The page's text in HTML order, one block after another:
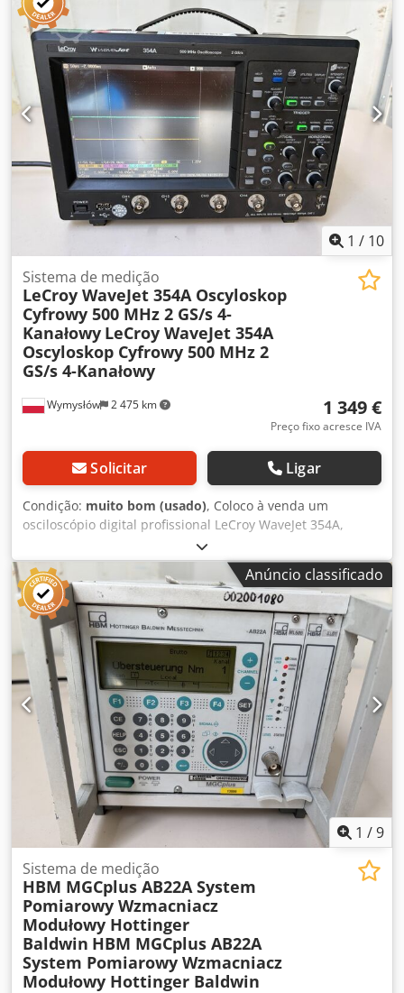
1 / 10
Wymysłów 2 475 km
Sistema de medição
LeCroy WaveJet 354A Oscyloskop
Cyfrowy 500 MHz 2 GS/s 4-
Kanałowy LeCroy WaveJet 354A
Oscyloskop Cyfrowy 500 MHz 2
GS/s 4-Kanałowy
1 349 €
Preço fixo acresce IVA
Solicitar Ligar
Condição: muito bom (usado), Coloco à venda um
osciloscópio digital profissional LeCroy WaveJet 354A,
concebido para aplicações laboratoriais, de manutenção e
industriais. Trata-se de um instrumento de medição de
alta qualidade, com uma largura de banda de 500 MHz e
uma taxa de amostragem de 2 GS/s. Especificações
técnicas: • Fabricante: LeCroy • Modelo: WaveJet 354A
Dkjdpezru Siefx Aa Rer • Largura de banda: 500 MHz • Taxa
de amostragem: 2 GS/s • 4 canais analógicos • Porta USB •
Alça de transporte integrada • Alimentação: 90–264 V CA,
47–63 Hz Estado: • Usado, em bom estado visual, com
sinais normais de uso. • O dispositivo liga e funciona
corretamente – o ecrã está em perfeito estado, como se
pode ver nas fotos.
Anúncio classificado
1 /9
Sistema de medição
HBM MGCplus AB22A System
Pomiarowy Wzmacniacz
Modułowy Hottinger
Baldwin HBM MGCplus AB22A
System Pomiarowy Wzmacniacz
Modułowy Hottinger Baldwin